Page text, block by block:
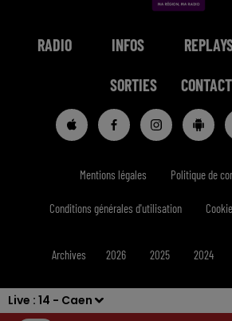
Live : 14 - Caen
RADIO INFOS
SORTIES CONTACT
Mentions légales Politique de
Conditions générales d'utilisation
Archives 2026 2025 2024